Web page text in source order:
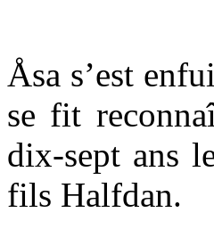
Åsa s’est
se fit
dix-sept ans
fils Halfdan.